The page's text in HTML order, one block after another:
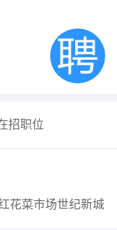
招职位
花菜市场世纪新城